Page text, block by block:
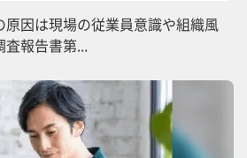
因は現場の従業員意識や組織風
報告書第...